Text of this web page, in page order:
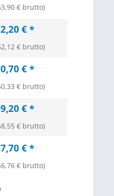
€ brutto)
€ *
€ brutto)
€ *
€ brutto)
€ *
€ brutto)
€ *
€ brutto)